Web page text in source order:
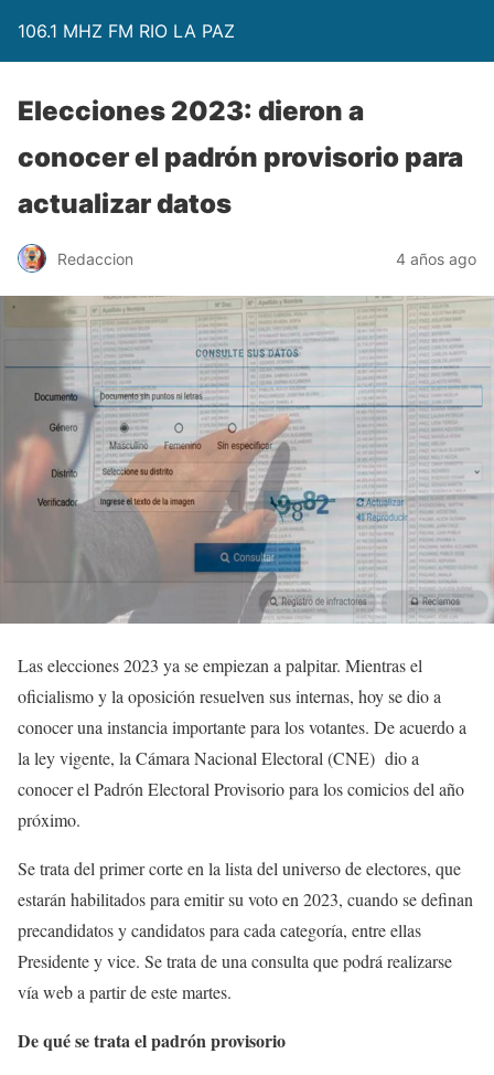
106.1 MHZ FM RIO LA PAZ
Elecciones 2023: dieron a
conocer el padrón provisorio para
actualizar datos
Redaccion 4 años ago
Las elecciones 2023 ya se empiezan a palpitar. Mientras el
oficialismo y la oposición resuelven sus internas, hoy se dio a
conocer una instancia importante para los votantes. De acuerdo a
la ley vigente, la Cámara Nacional Electoral (CNE) dio a
conocer el Padrón Electoral Provisorio para los comicios del año
próximo.
Se trata del primer corte en la lista del universo de electores, que
estarán habilitados para emitir su voto en 2023, cuando se definan
precandidatos y candidatos para cada categoría, entre ellas
Presidente y vice. Se trata de una consulta que podrá realizarse
vía web a partir de este martes.
De qué se trata el padrón provisorio